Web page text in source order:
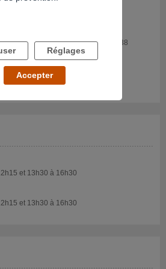
Batiment D au 2ème étage
ou Cuire / bus C13 – C1 – C33 et 38
et 13h30 à 16h30
et 13h30 à 16h30
Réglages
Accepter